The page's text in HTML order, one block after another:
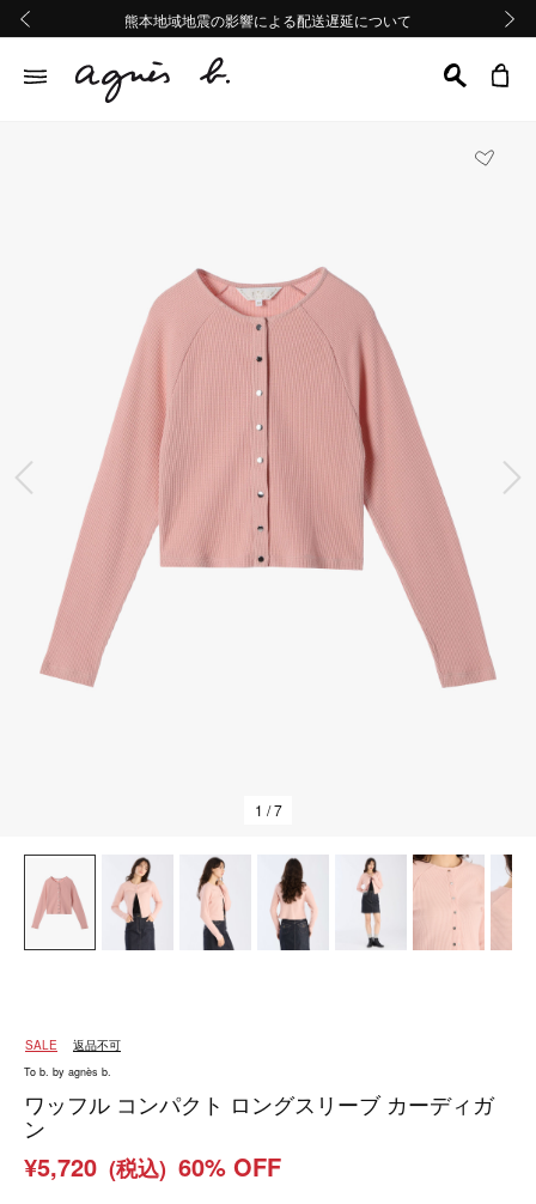
熊本地域地震の影響による配送遅延について
Summer Sale 2buy10%OFF!!
熊本地域地震の影響による配送遅延について
Summer Sale 2buy10%OFF!!
前の画像
1 / 7
SALE 返品不可
To b. by agnès b.
ワッフル コンパクト ロングスリーブ カーディガ
ン
¥5,720 (税込) 60% OFF